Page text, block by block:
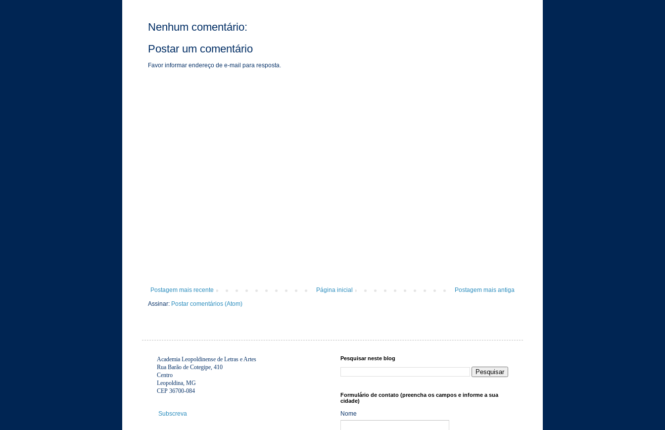
Nenhum comentário:
Postar um comentário
Favor informar endereço de e-mail para resposta.
Postagem mais recente Postagem mais antiga
Página inicial
Assinar: Postar comentários (Atom)
Academia Leopoldinense de Letras e Artes
Rua Barão de Cotegipe, 410
Centro
Leopoldina, MG
CEP 36700-084
Subscreva
Pesquisar neste blog
Formulário de contato (preencha os campos e informe a sua
cidade)
Nome